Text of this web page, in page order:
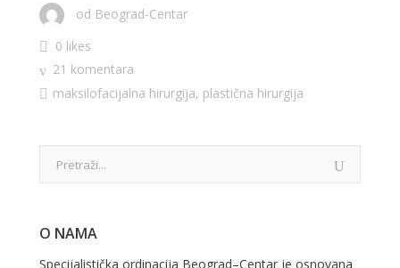
od Beograd-Centar
0 likes
21 komentara
maksilofacijalna hirurgija, plastična hirurgija
O NAMA
Specijalistička ordinacija Beograd–Centar je osnovana